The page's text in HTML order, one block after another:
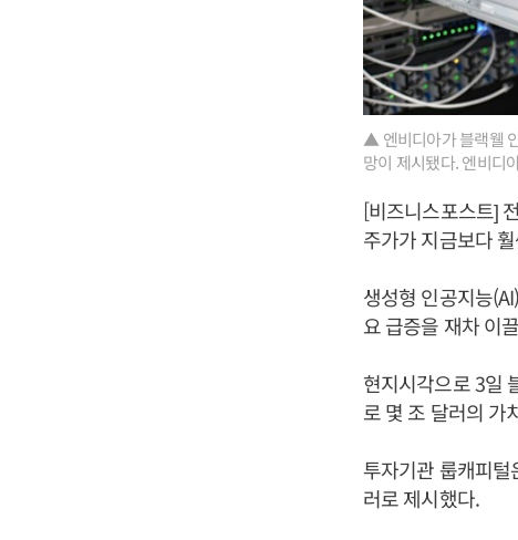
▲ 엔비디아가 블랙웰
망이 제시됐다. 엔비디
[비즈니스포스트]
주가가 지금보다
생성형 인공지능
요 급증을 재차 이
현지시각으로 3일
로 몇 조 달러의 가
투자기관 룹캐피
러로 제시했다.